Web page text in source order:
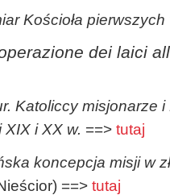
Kościoła
dei laici
Katoliccy misjonarze
i XX w. ==> tutaj
koncepcja misji w
==> tutaj